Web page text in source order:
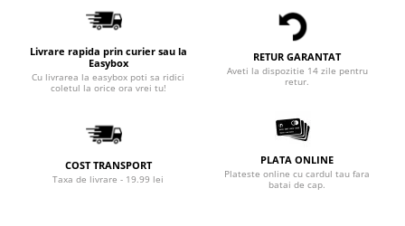
Livrare rapida prin curier sau la
Easybox
Cu livrarea la easybox poti sa ridici
coletul la orice ora vrei tu!
RETUR GARANTAT
Aveti la dispozitie 14 zile pentru
retur.
COST TRANSPORT
Taxa de livrare - 19.99 lei
PLATA ONLINE
Plateste online cu cardul tau fara
batai de cap.